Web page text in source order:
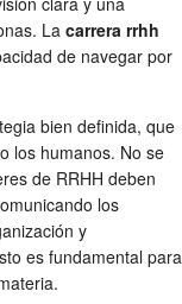
La carrera rrhh
de navegar por
bien definida, que
los humanos. No se
de RRHH deben
los
y
es fundamental para